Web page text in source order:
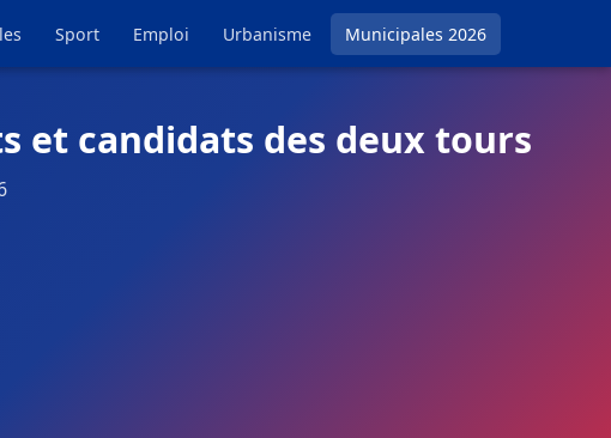
Sport Emploi Urbanisme Municipales 2026
et candidats des deux tours